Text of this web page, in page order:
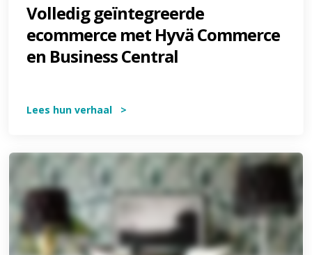
Volledig geïntegreerde
ecommerce met Hyvä Commerce
en Business Central
Lees hun verhaal >